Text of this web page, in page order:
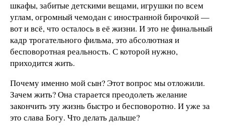
шкафы, забитые детскими вещами, игрушки по всем
углам, огромный чемодан с иностранной бирочкой —
вот и всё, что осталось в её жизни. И это не финальный
кадр трогательного фильма, это абсолютная и
бесповоротная реальность. С которой нужно,
приходится жить.
Почему именно мой сын? Этот вопрос мы отложили.
Зачем жить? Она старается преодолеть желание
закончить эту жизнь быстро и бесповоротно. И уже за
это слава Богу. Что делать дальше?